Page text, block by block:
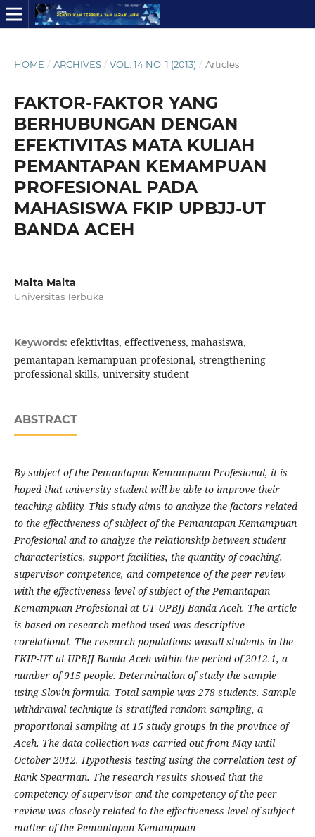
HOME / ARCHIVES / VOL. 14 NO. 1 (2013) / Articles
FAKTOR-FAKTOR YANG
BERHUBUNGAN DENGAN
EFEKTIVITAS MATA KULIAH
PEMANTAPAN KEMAMPUAN
PROFESIONAL PADA
MAHASISWA FKIP UPBJJ-UT
BANDA ACEH
Malta Malta
Universitas Terbuka
Keywords: efektivitas, effectiveness, mahasiswa,
pemantapan kemampuan profesional, strengthening
professional skills, university student
ABSTRACT
By subject of the Pemantapan Kemampuan Profesional, it is
hoped that university student will be able to improve their
teaching ability. This study aims to analyzethe factors related
to the effectiveness of subject of the Pemantapan Kemampuan
Profesional and to analyze the relationship between student
characteristics, support facilities, the quantity of coaching,
supervisor competence, and competence of the peer review
with the effectiveness level of subject of the Pemantapan
Kemampuan Profesional atUT-UPBJJ Banda Aceh. The article
is based on research method used was descriptive-
corelational. The researchpopulations wasall students in the
FKIP-UT at UPBJJ Banda Aceh within the period of 2012.1, a
number of 915 people. Determination of study the sample
using Slovin formula. Total sample was 278 students. Sample
withdrawal technique is stratified random sampling, a
proportional sampling at 15 study groups in the province of
Aceh. The data collection was carried out from May until
October 2012.Hypothesis testing using the correlation test of
Rank Spearman. The research results showed that the
competency of supervisor and the competency of the peer
review was closely related to the effectiveness level of subject
matter of the Pemantapan Kemampuan